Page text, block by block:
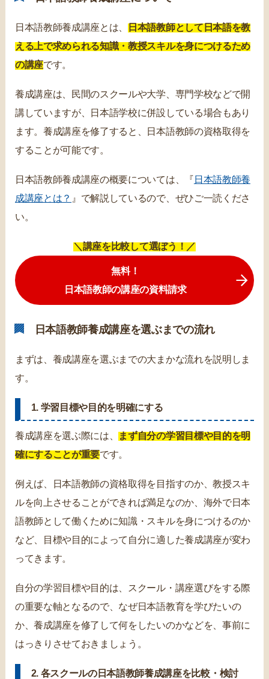
日本語教師養成講座とは、
日本語教師として日本語を教
える上で求められる知識・教授スキルを身につけるため
の講座です。
養成講座は、民間のスクールや大学、専門学校などで開
講していますが、日本語学校に併設している場合もあり
ます。養成講座を修了すると、日本語教師の資格取得を
することが可能です。
日本語教師養成講座の概要については、『 日本語教師養
成講座とは？ 』で解説しているので、ぜひご一読くださ
い。
＼講座を比較して選ぼう！／
無料！
日本語教師の講座の資料請求
日本語教師養成講座を選ぶまでの流れ
まずは、養成講座を選ぶまでの大まかな流れを説明しま
す。
1. 学習目標や目的を明確にする
養成講座を選ぶ際には、
まず自分の学習目標や目的を明
確にすることが重要です。
例えば、日本語教師の資格取得を目指すのか、教授スキ
ルを向上させることができれば満足なのか、海外で日本
語教師として働くために知識・スキルを身につけるのか
など、目標や目的によって自分に適した養成講座が変わ
ってきます。
自分の学習目標や目的は、スクール・講座選びをする際
の重要な軸となるので、なぜ日本語教育を学びたいの
か、養成講座を修了して何をしたいのかなどを、事前に
はっきりさせておきましょう。
2. 各スクールの日本語教師養成講座を比較・検討